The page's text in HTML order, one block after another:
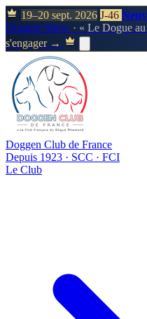
19–20 sept. 2026 J-46
Doggen Show · « Le Dogue
s'engager →
Doggen Club de France
Depuis 1923 · SCC · FCI
Le Club